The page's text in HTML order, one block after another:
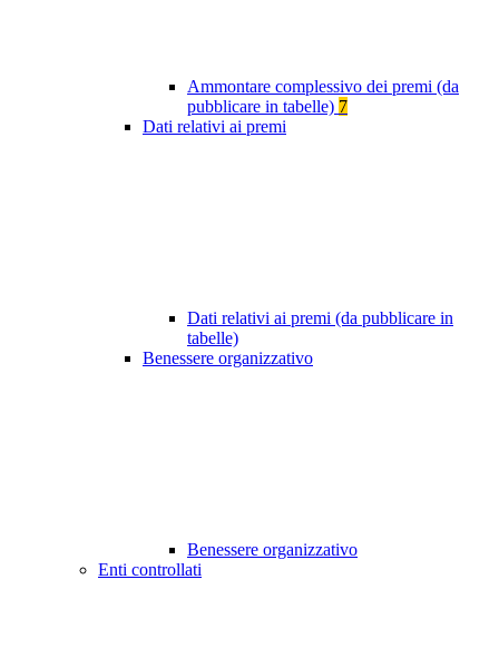
Ammontare complessivo dei premi (da
pubblicare in tabelle) 7
Dati relativi ai premi
Dati relativi ai premi (da pubblicare in
tabelle)
Benessere organizzativo
Benessere organizzativo
Enti controllati